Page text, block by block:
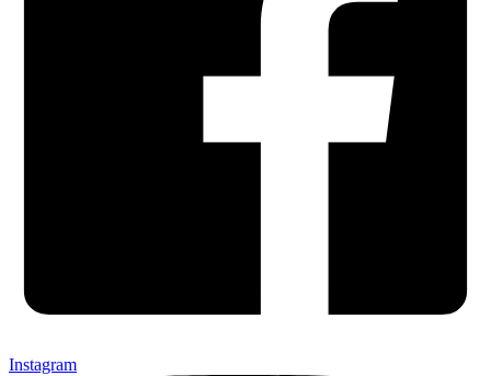
Instagram